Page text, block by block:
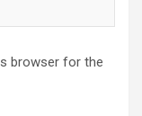
browser for the